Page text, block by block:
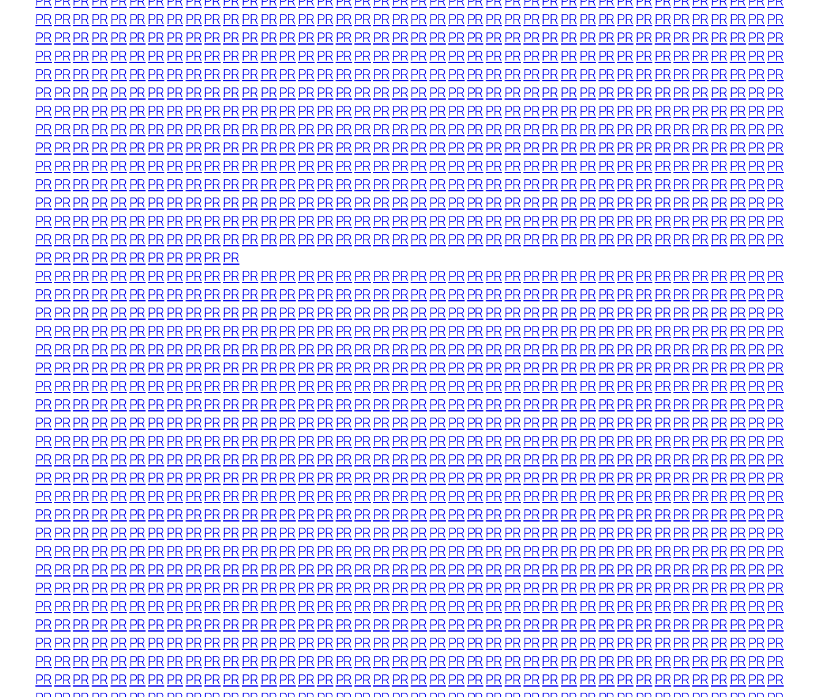
PR PRPR PR PR PR PR PR PRPR PR PR PRPR PR PR PR PR PR PRPR PR PR PR PR PR PRPR PR PR PR PR PR PRPR PR PR PR PR PR
PR PRPR PR PR PR PR PR PRPR PR PR PRPR PR PR PR PR PR PRPR PR PR PR PR PR PRPR PR PR PR PR PR PRPR PR PR PR PR PR
PR PRPR PR PR PR PR PR PRPR PR PR PRPR PR PR PR PR PR PRPR PR PR PR PR PR PRPR PR PR PR PR PR PRPR PR PR PR PR PR
PR PRPR PR PR PR PR PR PRPR PR PR PRPR PR PR PR PR PR PRPR PR PR PR PR PR PRPR PR PR PR PR PR PRPR PR PR PR PR PR
PR PRPR PR PR PR PR PR PRPR PR PR PRPR PR PR PR PR PR PRPR PR PR PR PR PR PRPR PR PR PR PR PR PRPR PR PR PR PR PR
PR PRPR PR PR PR PR PR PRPR PR PR PRPR PR PR PR PR PR PRPR PR PR PR PR PR PRPR PR PR PR PR PR PRPR PR PR PR PR PR
PR PRPR PR PR PR PR PR PRPR PR PR PRPR PR PR PR PR PR PRPR PR PR PR PR PR PRPR PR PR PR PR PR PRPR PR PR PR PR PR
PR PRPR PR PR PR PR PR PRPR PR PR PRPR PR PR PR PR PR PRPR PR PR PR PR PR PRPR PR PR PR PR PR PRPR PR PR PR PR PR
PR PRPR PR PR PR PR PR PRPR PR PR PRPR PR PR PR PR PR PRPR PR PR PR PR PR PRPR PR PR PR PR PR PRPR PR PR PR PR PR
PR PRPR PR PR PR PR PR PRPR PR PR PRPR PR PR PR PR PR PRPR PR PR PR PR PR PRPR PR PR PR PR PR PRPR PR PR PR PR PR
PR PRPR PR PR PR PR PR PRPR PR PR PRPR PR PR PR PR PR PRPR PR PR PR PR PR PRPR PR PR PR PR PR PRPR PR PR PR PR PR
PR PRPR PR PR PR PR PR PRPR PR PR PRPR PR PR PR PR PR PRPR PR PR PR PR PR PRPR PR PR PR PR PR PRPR PR PR PR PR PR
PR PRPR PR PR PR PR PR PRPR PR PR PRPR PR PR PR PR PR PRPR PR PR PR PR PR PRPR PR PR PR PR PR PRPR PR PR PR PR PR
PR PRPR PR PR PR PR PR PRPR PR
PR PRPR PR PR PR PR PR PRPR PR PR PRPR PR PR PR PR PR PRPR PR PR PR PR PR PRPR PR PR PR PR PR PRPR PR PR PR PR PR
PR PRPR PR PR PR PR PR PRPR PR PR PRPR PR PR PR PR PR PRPR PR PR PR PR PR PRPR PR PR PR PR PR PRPR PR PR PR PR PR
PR PRPR PR PR PR PR PR PRPR PR PR PRPR PR PR PR PR PR PRPR PR PR PR PR PR PRPR PR PR PR PR PR PRPR PR PR PR PR PR
PR PRPR PR PR PR PR PR PRPR PR PR PRPR PR PR PR PR PR PRPR PR PR PR PR PR PRPR PR PR PR PR PR PRPR PR PR PR PR PR
PR PRPR PR PR PR PR PR PRPR PR PR PRPR PR PR PR PR PR PRPR PR PR PR PR PR PRPR PR PR PR PR PR PRPR PR PR PR PR PR
PR PRPR PR PR PR PR PR PRPR PR PR PRPR PR PR PR PR PR PRPR PR PR PR PR PR PRPR PR PR PR PR PR PRPR PR PR PR PR PR
PR PRPR PR PR PR PR PR PRPR PR PR PRPR PR PR PR PR PR PRPR PR PR PR PR PR PRPR PR PR PR PR PR PRPR PR PR PR PR PR
PR PRPR PR PR PR PR PR PRPR PR PR PRPR PR PR PR PR PR PRPR PR PR PR PR PR PRPR PR PR PR PR PR PRPR PR PR PR PR PR
PR PRPR PR PR PR PR PR PRPR PR PR PRPR PR PR PR PR PR PRPR PR PR PR PR PR PRPR PR PR PR PR PR PRPR PR PR PR PR PR
PR PRPR PR PR PR PR PR PRPR PR PR PRPR PR PR PR PR PR PRPR PR PR PR PR PR PRPR PR PR PR PR PR PRPR PR PR PR PR PR
PR PRPR PR PR PR PR PR PRPR PR PR PRPR PR PR PR PR PR PRPR PR PR PR PR PR PRPR PR PR PR PR PR PRPR PR PR PR PR PR
PR PRPR PR PR PR PR PR PRPR PR PR PRPR PR PR PR PR PR PRPR PR PR PR PR PR PRPR PR PR PR PR PR PRPR PR PR PR PR PR
PR PRPR PR PR PR PR PR PRPR PR PR PRPR PR PR PR PR PR PRPR PR PR PR PR PR PRPR PR PR PR PR PR PRPR PR PR PR PR PR
PR PRPR PR PR PR PR PR PRPR PR PR PRPR PR PR PR PR PR PRPR PR PR PR PR PR PRPR PR PR PR PR PR PRPR PR PR PR PR PR
PR PRPR PR PR PR PR PR PRPR PR PR PRPR PR PR PR PR PR PRPR PR PR PR PR PR PRPR PR PR PR PR PR PRPR PR PR PR PR PR
PR PRPR PR PR PR PR PR PRPR PR PR PRPR PR PR PR PR PR PRPR PR PR PR PR PR PRPR PR PR PR PR PR PRPR PR PR PR PR PR
PR PRPR PR PR PR PR PR PRPR PR PR PRPR PR PR PR PR PR PRPR PR PR PR PR PR PRPR PR PR PR PR PR PRPR PR PR PR PR PR
PR PRPR PR PR PR PR PR PRPR PR PR PRPR PR PR PR PR PR PRPR PR PR PR PR PR PRPR PR PR PR PR PR PRPR PR PR PR PR PR
PR PRPR PR PR PR PR PR PRPR PR PR PRPR PR PR PR PR PR PRPR PR PR PR PR PR PRPR PR PR PR PR PR PRPR PR PR PR PR PR
PR PRPR PR PR PR PR PR PRPR PR PR PRPR PR PR PR PR PR PRPR PR PR PR PR PR PRPR PR PR PR PR PR PRPR PR PR PR PR PR
PR PRPR PR PR PR PR PR PRPR PR PR PRPR PR PR PR PR PR PRPR PR PR PR PR PR PRPR PR PR PR PR PR PRPR PR PR PR PR PR
PR PRPR PR PR PR PR PR PRPR PR PR PRPR PR PR PR PR PR PRPR PR PR PR PR PR PRPR PR PR PR PR PR PRPR PR PR PR PR PR
PR PRPR PR PR PR PR PR PRPR PR PR PRPR PR PR PR PR PR PRPR PR PR PR PR PR PRPR PR PR PR PR PR PRPR PR PR PR PR PR